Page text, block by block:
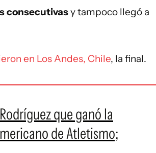
consecutivasy tampoco llegó a
en Los Andes, Chile, la final.
que ganó la
de Atletismo;